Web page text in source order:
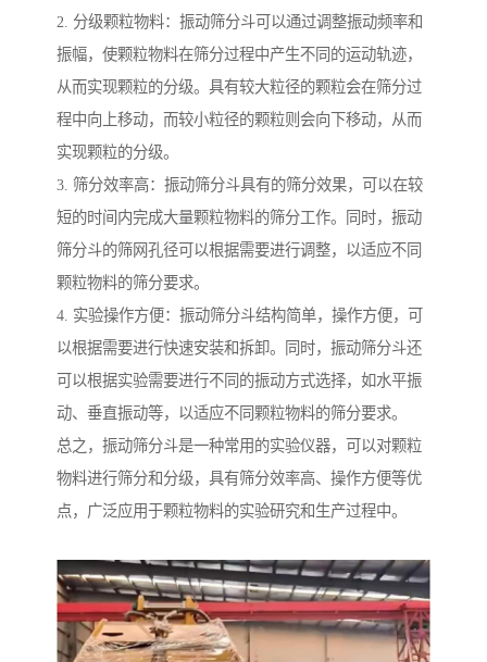
2. 分级颗粒物料：振动筛分斗可以通过调整振动频率和
振幅，使颗粒物料在筛分过程中产生不同的运动轨迹，
从而实现颗粒的分级。具有较大粒径的颗粒会在筛分过
程中向上移动，而较小粒径的颗粒则会向下移动，从而
实现颗粒的分级。
3. 筛分效率高：振动筛分斗具有的筛分效果，可以在较
短的时间内完成大量颗粒物料的筛分工作。同时，振动
筛分斗的筛网孔径可以根据需要进行调整，以适应不同
颗粒物料的筛分要求。
4. 实验操作方便：振动筛分斗结构简单，操作方便，可
以根据需要进行快速安装和拆卸。同时，振动筛分斗还
可以根据实验需要进行不同的振动方式选择，如水平振
动、垂直振动等，以适应不同颗粒物料的筛分要求。
总之，振动筛分斗是一种常用的实验仪器，可以对颗粒
物料进行筛分和分级，具有筛分效率高、操作方便等优
点，广泛应用于颗粒物料的实验研究和生产过程中。